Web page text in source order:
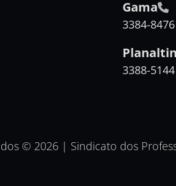
Gama
3384-
3388-5144
© 2026 | Sindicato dos